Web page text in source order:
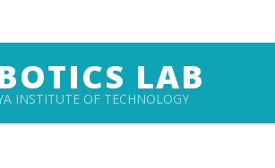
LAB
INSTITUTE OF TECHNOLOGY